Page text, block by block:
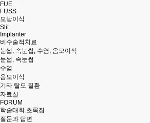
FUE
FUSS
모낭이식
Slit
Implanter
비수술적치료
눈썹, 속눈썹, 수염, 음모이식
눈썹, 속눈썹
수염
음모이식
기타 탈모 질환
자료실
FORUM
학술대회 초록집
질문과 답변